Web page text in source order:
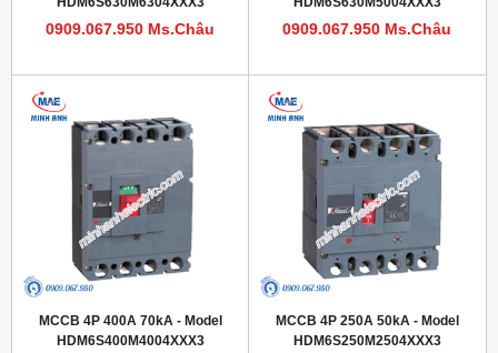
0909.067.950 Ms.Châu 0909.067.950 Ms.Châu
MCCB 4P 400A 70kA - Model
HDM6S400M4004XXX3
MCCB 4P 250A 50kA - Model
HDM6S250M2504XXX3